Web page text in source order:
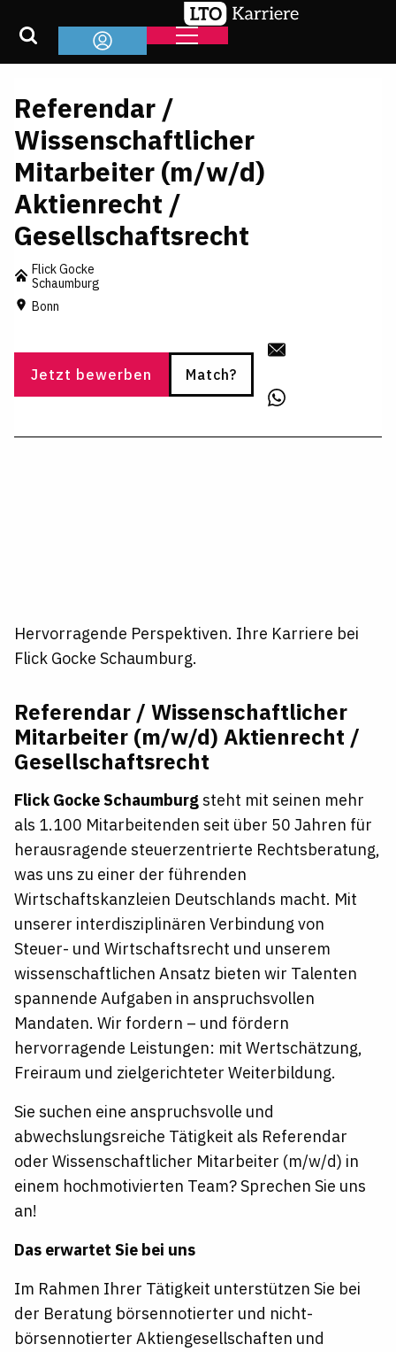
Referendar /
Wissenschaftlicher
Mitarbeiter (m/w/d)
Aktienrecht /
Gesellschaftsrecht
Flick Gocke
Schaumburg
Bonn
Jetzt bewerben Match?
Hervorragende Perspektiven. Ihre Karriere bei
Flick Gocke Schaumburg.
Referendar / Wissenschaftlicher
Mitarbeiter (m/w/d) Aktienrecht /
Gesellschaftsrecht
Flick Gocke Schaumburgsteht mit seinen mehr
als 1.100 Mitarbeitenden seit über 50 Jahren für
herausragende steuerzentrierte Rechtsberatung,
was uns zu einer der führenden
Wirtschaftskanzleien Deutschlands macht. Mit
unserer interdisziplinären Verbindung von
Steuer- und Wirtschaftsrecht und unserem
wissenschaftlichen Ansatz bieten wir Talenten
spannende Aufgaben in anspruchsvollen
Mandaten. Wir fordern – und fördern
hervorragende Leistungen: mit Wertschätzung,
Freiraum und zielgerichteter Weiterbildung.
Sie suchen eine anspruchsvolle und
abwechslungsreiche Tätigkeit als Referendar
oder Wissenschaftlicher Mitarbeiter (m/w/d) in
einem hochmotivierten Team? Sprechen Sie uns
an!
Das erwartet Sie bei uns
Im Rahmen Ihrer Tätigkeit unterstützen Sie bei
der Beratung börsennotierter und nicht-
börsennotierter Aktiengesellschaften und